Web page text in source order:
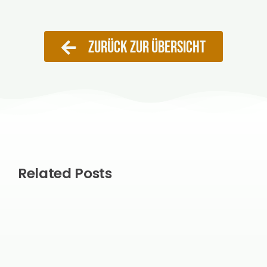
ZURÜCK ZUR ÜBERSICHT
Related Posts